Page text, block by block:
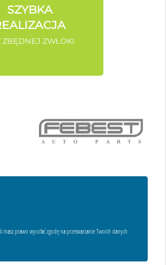
SZYBKA
ZBĘDNEJ ZWŁOKI
prawo wycofać zgodę na przetwarzanie Twoich danych